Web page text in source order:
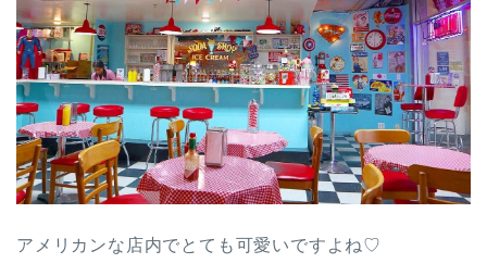
アメリカンな店内でとても可愛いですよね♡